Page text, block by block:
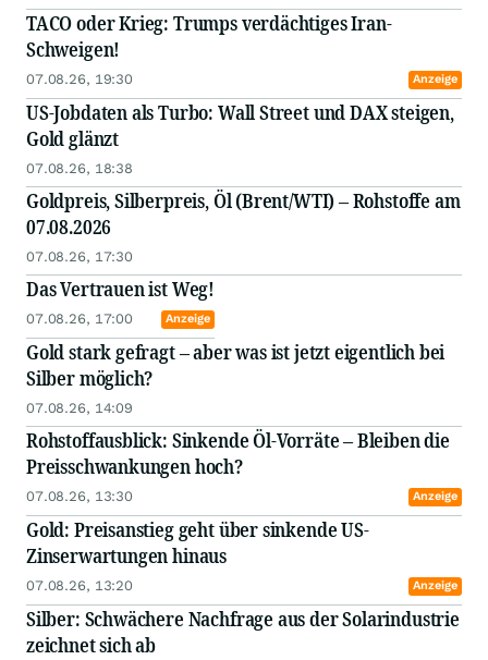
TACO oder Krieg: Trumps verdächtiges Iran-
Schweigen!
07.08.26, 19:30 Anzeige
US-Jobdaten als Turbo: Wall Street und DAX steigen,
Gold glänzt
07.08.26, 18:38
Goldpreis, Silberpreis, Öl (Brent/WTI) – Rohstoffe am
07.08.2026
07.08.26, 17:30
Das Vertrauen ist Weg!
07.08.26, 17:00 Anzeige
Gold stark gefragt – aber was ist jetzt eigentlich bei
Silber möglich?
07.08.26, 14:09
Rohstoffausblick: Sinkende Öl-Vorräte – Bleiben die
Preisschwankungen hoch?
07.08.26, 13:30 Anzeige
Gold: Preisanstieg geht über sinkende US-
Zinserwartungen hinaus
07.08.26, 13:20 Anzeige
Silber: Schwächere Nachfrage aus der Solarindustrie
zeichnet sich ab